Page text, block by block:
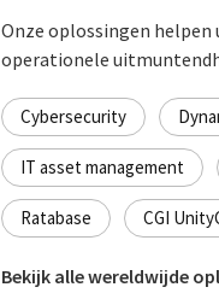
Onze oplossingen
operationele
Cybersecurity
IT asset management
Ratabase CGI
Bekijk alle wereldwijde